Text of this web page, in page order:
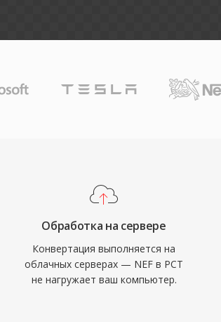
Обработка на сервере
Конвертация выполняется на
облачных серверах — NEF в PCT
не нагружает ваш компьютер.